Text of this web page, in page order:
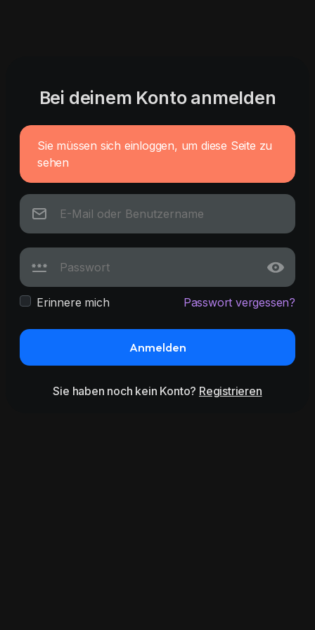
Bei deinem Konto anmelden
Sie müssen sich einloggen, um diese Seite zu
sehen
Erinnere mich Passwort vergessen?
Anmelden
Sie haben noch kein Konto? Registrieren